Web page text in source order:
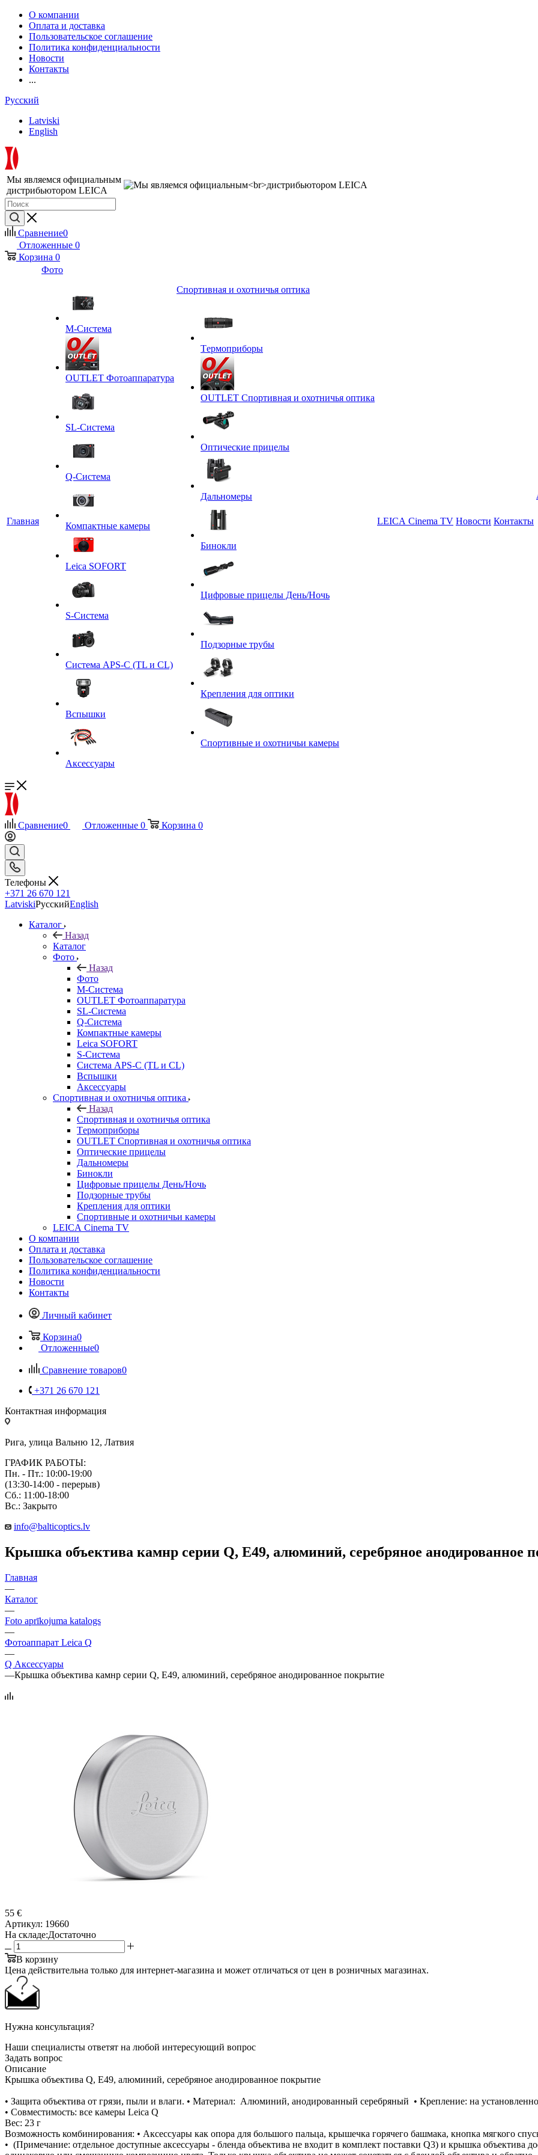
О компании
Оплата и доставка
Пользовательское соглашение
Политика конфиденциальности
Новости
Контакты
...
Русский
Latviski
English
Мы являемся официальным
дистрибьютором LEICA
Сравнение0
Отложенные 0
Корзина 0
Главная
Фото
M-Система
OUTLET Фотоаппаратура
SL-Система
Q-Cистема
Компактные камеры
Leica SOFORT
S-Система
Система APS-C (TL и CL)
Вспышки
Аксессуары
Спортивная и охотничья оптика
Tермоприборы
OUTLET Спортивная и охотничья оптика
Оптические прицелы
Дальномеры
Бинокли
Цифровые прицелы День/Ночь
Подзорные трубы
Крепления для оптики
Спортивные и охотничьи камеры
LEICA Cinema TV Новости Контакты
Сравнение0 Отложенные 0 Корзина 0
Телефоны
+371 26 670 121
LatviskiРусскийEnglish
Каталог
Назад
Каталог
Фото
Назад
Фото
M-Система
OUTLET Фотоаппаратура
SL-Система
Q-Cистема
Компактные камеры
Leica SOFORT
S-Система
Система APS-C (TL и CL)
Вспышки
Аксессуары
Спортивная и охотничья оптика
Назад
Спортивная и охотничья оптика
Tермоприборы
OUTLET Спортивная и охотничья оптика
Оптические прицелы
Дальномеры
Бинокли
Цифровые прицелы День/Ночь
Подзорные трубы
Крепления для оптики
Спортивные и охотничьи камеры
LEICA Cinema TV
О компании
Оплата и доставка
Пользовательское соглашение
Политика конфиденциальности
Новости
Контакты
Личный кабинет
Корзина0
Отложенные0
Сравнение товаров0
+371 26 670 121
Контактная информация
Рига, улица Вальню 12, Латвия
ГРАФИК РАБОТЫ:
Пн. - Пт.: 10:00-19:00
(13:30-14:00 - перерыв)
Сб.: 11:00-18:00
Вс.: Закрыто
info@balticoptics.lv
Крышка объектива камнр серии Q, E49, алюминий, серебряное анодированное
Главная
—
Каталог
—
Foto aprīkojuma katalogs
—
Фотоаппарат Leica Q
—
Q Аксессуары
—Крышка объектива камнр серии Q, E49, алюминий, серебряное анодированное покрытие
55 €
Артикул: 19660
На складе:Достаточно
В корзину
Цена действительна только для интернет-магазина и может отличаться от цен в розничных магазинах.
Нужна консультация?
Наши специалисты ответят на любой интересующий вопрос
Задать вопрос
Описание
Крышка объектива Q, E49, алюминий, серебряное анодированное покрытие
• Защита объектива от грязи, пыли и влаги. • Материал: Алюминий, анодированный серебряный • Крепление: на
• Совместимость: все камеры Leica Q
Вес: 23 г
Возможность комбинирования: • Аксессуары как опора для большого пальца, крышечка горячего башмака, кнопка мягкого
• (Примечание: отдельное доступные аксессуары - бленда объектива не входит в комплект поставки Q3) и крышка объектива